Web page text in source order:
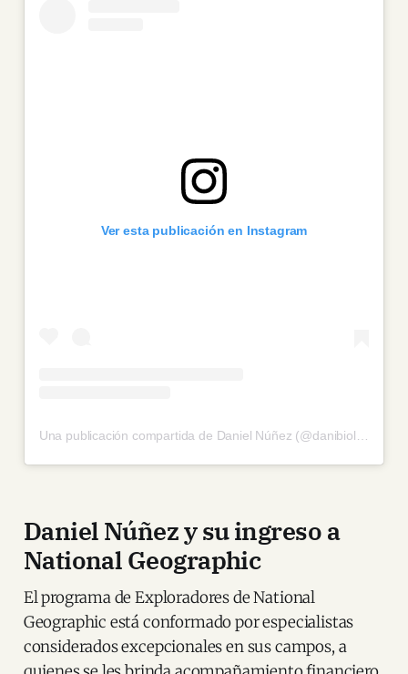
Ver esta publicación en Instagram
Una publicación compartida de Daniel Núñez (@danibiologist)
Daniel Núñez y su ingreso a
National Geographic
El programa de Exploradores de National
Geographic está conformado por especialistas
considerados excepcionales en sus campos, a